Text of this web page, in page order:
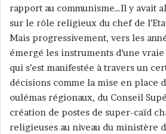
rapport au communisme…Il y avait
sur le rôle religieux du chef de
Mais progressivement, vers les
émergé les instruments d’une
qui s’est manifestée à travers un
décisions comme la mise en place
oulémas régionaux, du Conseil
création de postes de super-caïd
religieuses au niveau du ministère